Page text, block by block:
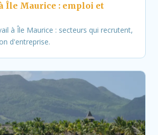
Île Maurice : emploi et
à Île Maurice : secteurs qui recrutent,
d'entreprise.